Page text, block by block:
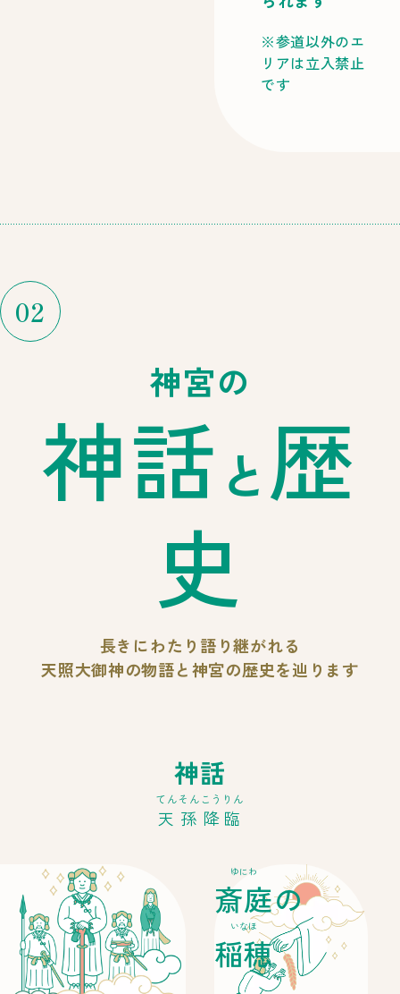
参道以外のエ
リアは立入禁止
です
02
神宮の
神話 と歴
史
長きにわたり語り継がれる
天照大御神の物語と神宮の歴史を辿ります
神話
天孫降臨
てんそんこうりん
斎庭
ゆにわ
の
稲穂
いなほ